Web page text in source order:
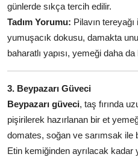
günlerde sıkça tercih edilir.
Tadım Yorumu: Pilavın
yumuşacık dokusu, damakta
baharatlı yapısı, yemeği daha
3. Beypazarı Güveci
Beypazarı güveci, taş fırında
pişirilerek hazırlanan bir et
domates, soğan ve sarımsak ile
Etin kemiğinden ayrılacak